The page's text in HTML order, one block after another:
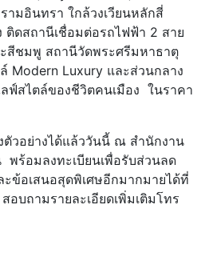
ามอินทรา ใกล้วงเวียนหลักสี่
ติดสถานีเชื่อมต่อรถไฟฟ้า 2 สาย
สีชมพู สถานีวัดพระศรีมหาธาตุ
Modern Luxury และส่วนกลาง
ฟ์สไตล์ของชีวิตคนเมือง ในราคา
ตัวอย่างได้แล้ววันนี้ ณ สำนักงาน
ร้อมลงทะเบียนเพื่อรับส่วนลด
ข้อเสนอสุดพิเศษอีกมากมายได้ที่
บถามรายละเอียดเพิ่มเติมโทร